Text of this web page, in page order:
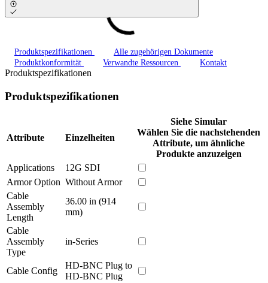
Produktspezifikationen
Alle zugehörigen Dokumente
Produktkonformität
Verwandte Ressourcen Kontakt
Produktspezifikationen
Produktspezifikationen
Attribute Einzelheiten
Siehe Simular
Wählen Sie die nachstehenden
Attribute, um ähnliche
Produkte anzuzeigen
Applications
12G SDI
Armor Option Without Armor
Cable
Assembly
Length
36.00 in (914
mm)
Cable
Assembly
Type
in-Series
Cable Config
HD-BNC Plug to
HD-BNC Plug